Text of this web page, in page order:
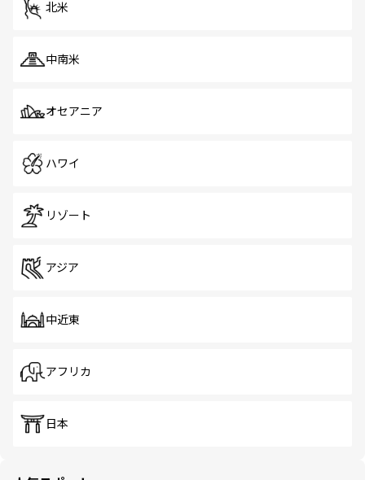
北米
中南米
オセアニア
ハワイ
リゾート
アジア
中近東
アフリカ
日本